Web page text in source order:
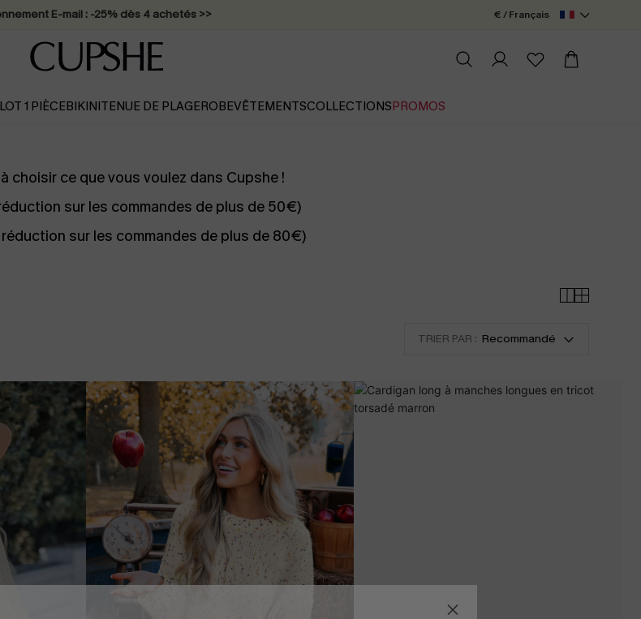
E-mail : -25% dès 4 achetés >> € / Français
1 PIÈCEBIKINITENUE DE PLAGEROBEVÊTEMENTSCOLLECTIONSPROMOS
choisir ce que vous voulez dans Cupshe !
sur les commandes de plus de 50€)
sur les commandes de plus de 80€)
TRIER PAR : Recommandé